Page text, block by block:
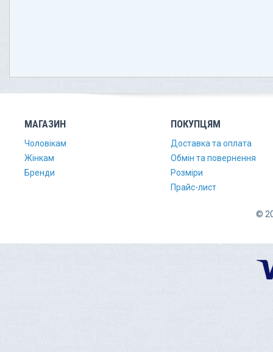
МАГАЗИН
Чоловікам
Жінкам
Бренди
ПОКУПЦЯМ
Доставка та оплата
Обмін та повернення
Розміри
Прайс-лист
©